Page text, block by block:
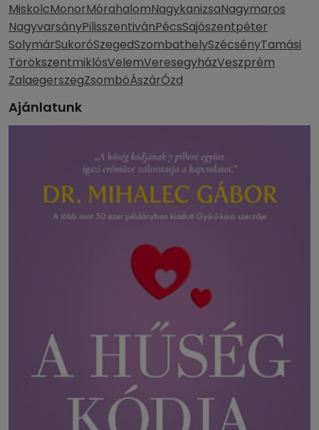
MiskolcMonorMórahalomNagykanizsaNagymaros
NagyvarsányPilisszentivánPécsSajószentpéter
SolymárSukoróSzegedSzombathelySzécsényTamási
TörökszentmiklósVelemVeresegyházVeszprém
ZalaegerszegZsombóÁszárÓzd
Ajánlatunk